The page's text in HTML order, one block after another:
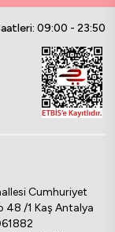
09:00 - 23:50
Cumhuriyet
48 /1 Kaş Antalya